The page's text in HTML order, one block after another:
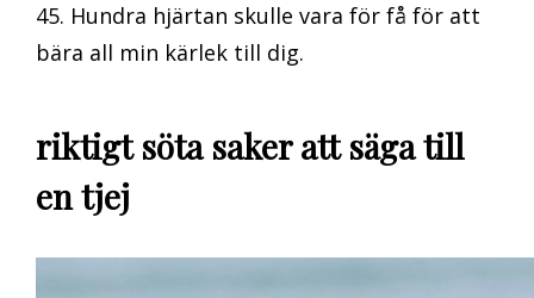
45. Hundra hjärtan skulle vara för få för att
bära all min kärlek till dig.
riktigt söta saker att säga till
en tjej